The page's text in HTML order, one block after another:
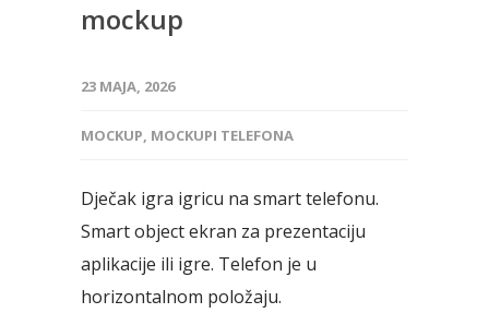
mockup
23 MAJA, 2026
MOCKUP, MOCKUPI TELEFONA
Dječak igra igricu na smart telefonu.
Smart object ekran za prezentaciju
aplikacije ili igre. Telefon je u
horizontalnom položaju.